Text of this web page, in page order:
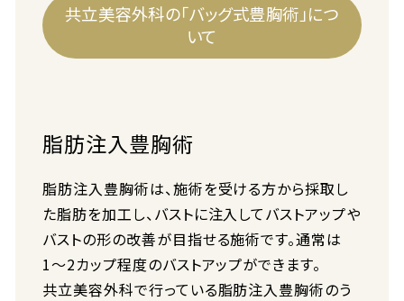
共立美容外科の「バッグ式豊胸術」につ
いて
脂肪注入豊胸術
脂肪注入豊胸術は、施術を受ける方から採取し
た脂肪を加工し、バストに注入してバストアップや
バストの形の改善が目指せる施術です。通常は
1〜2カップ程度のバストアップができます。
共立美容外科で行っている脂肪注入豊胸術のう